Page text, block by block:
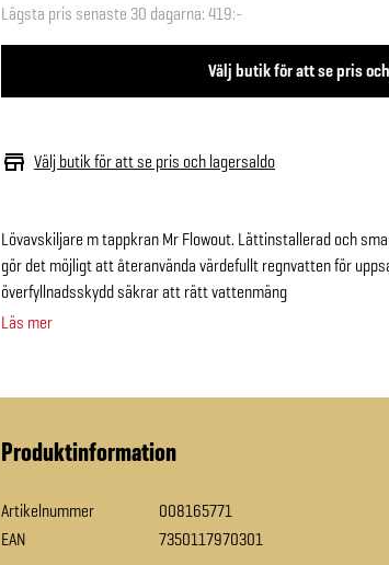
Lägsta pris senaste 30 dagarna:419:-
Välj butik för att se pris
Välj butik för att se pris och lagersaldo
Lövavskiljare m tappkran Mr Flowout. Lättinstallerad och
gör det möjligt att återanvända värdefullt regnvatten för
överfyllnadsskydd säkrar att rätt vattenmäng
Läs mer
Produktinformation
Artikelnummer
008165771
EAN
7350117970301